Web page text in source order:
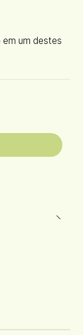
um destes